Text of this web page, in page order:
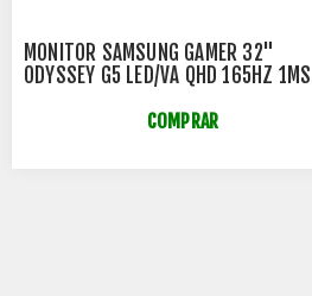
MONITOR SAMSUNG GAMER 32"
ODYSSEY G5 LED/VA QHD 165HZ 1MS
LS32CG552ELMZDCOMPRAR